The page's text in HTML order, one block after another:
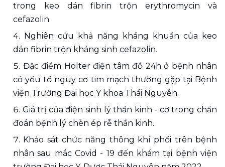
trong keo dán fibrin trộn erythromycin và
cefazolin
Nghiên cứu khả năng kháng khuẩn của keo
dán fibrin trộn kháng sinh cefazolin.
Đặc điểm Holter điện tâm đồ 24h ở bệnh nhân
có yếu tố nguy cơ tim mạch thường gặp tại Bệnh
viện Trường Đại học Y khoa Thái Nguyên.
Giá trị của điện sinh lý thần kinh - cơ trong chẩn
đoán bệnh lý chèn ép rễ thần kinh.
Khảo sát chức năng thông khí phổi trên bệnh
nhân sau mắc Covid - 19 đến khám tại bệnh viện